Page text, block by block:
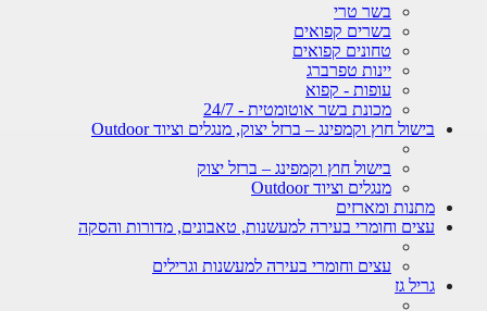
בשר טרי
בשרים קפואים
טחונים קפואים
יינות טפרברג
עופות - קפוא
מכונת בשר אוטומטית - 24/7
בישול חוץ וקמפינג – ברזל יצוק, מנגלים וציוד Outdoor
בישול חוץ וקמפינג – ברזל יצוק
מנגלים וציוד Outdoor
מתנות ומארזים
עצים וחומרי בעירה למעשנות, טאבונים, מדורות והסקה
עצים וחומרי בעירה למעשנות וגרילים
גריל גז